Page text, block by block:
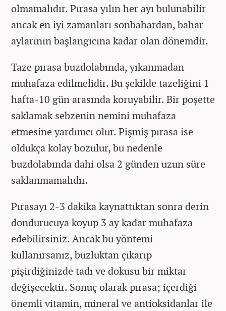
olmamalıdır. Pırasa yılın her ayı bulunabilir
ancak en iyi zamanları sonbahardan, bahar
aylarının başlangıcına kadar olan dönemdir.
Taze pırasa buzdolabında, yıkanmadan
muhafaza edilmelidir. Bu şekilde tazeliğini 1
hafta-10 gün arasında koruyabilir. Bir poşette
saklamak sebzenin nemini muhafaza
etmesine yardımcı olur. Pişmiş pırasa ise
oldukça kolay bozulur, bu nedenle
buzdolabında dahi olsa 2 günden uzun süre
saklanmamalıdır.
Pırasayı 2-3 dakika kaynattıktan sonra derin
dondurucuya koyup 3 ay kadar muhafaza
edebilirsiniz. Ancak bu yöntemi
kullanırsanız, buzluktan çıkarıp
pişirdiğinizde tadı ve dokusu bir miktar
değişecektir. Sonuç olarak pırasa; içerdiği
önemli vitamin, mineral ve antioksidanlar ile